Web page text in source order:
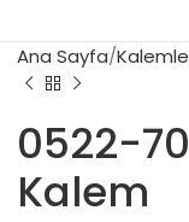
Ana Sayfa
0522-
Kalem